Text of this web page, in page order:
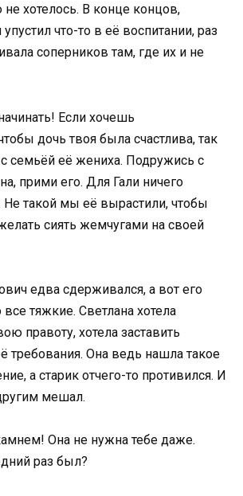
хотелось. В конце концов,
что-то в её воспитании, раз
соперников там, где их и не
Если хочешь
дочь твоя была счастлива, так
семьёй её жениха. Подружись с
прими его. Для Гали ничего
такой мы её вырастили, чтобы
сиять жемчугами на своей
едва сдерживался, а вот его
тяжкие. Светлана хотела
правоту, хотела заставить
требования. Она ведь нашла такое
а старик отчего-то противился. И
мешал.
Она не нужна тебе даже.
раз был?